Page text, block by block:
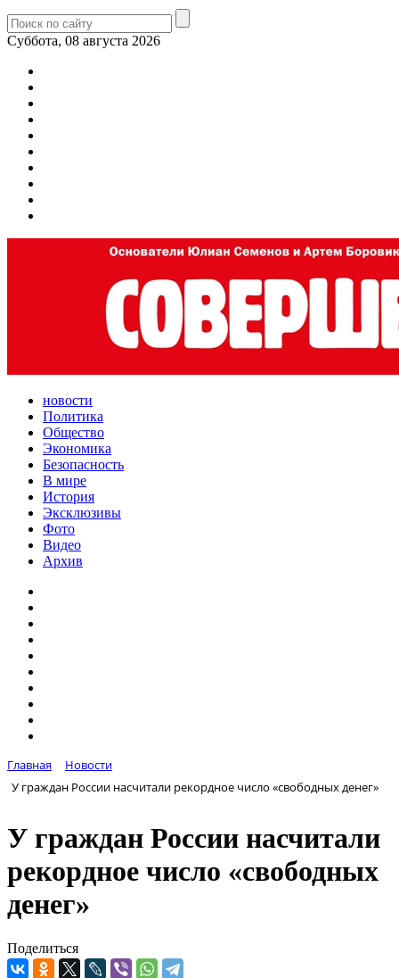
Суббота, 08 августа 2026
новости
Политика
Общество
Экономика
Безопасность
В мире
История
Эксклюзивы
Фото
Видео
Архив
Главная
Новости
У граждан России насчитали рекордное число «свободных денег»
У граждан России насчитали
рекордное число «свободных
денег»
Поделиться